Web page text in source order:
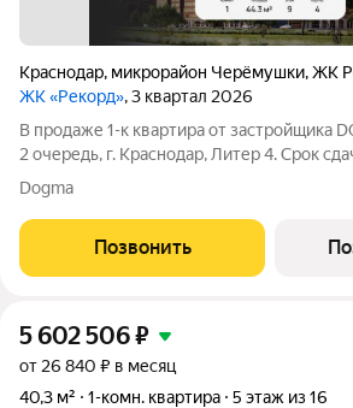
Краснодар, микрорайон Черёмушки,ЖК
ЖК «Рекорд», 3 квартал 2026
В продаже 1-к квартира от застройщика
2 очередь, г. Краснодар, Литер 4. Срок
площадью 44.3 кв.м., на 9 этаже. Жилой
место вашего баланса. Город снаружи
Квартал с
Dogma
Позвонить
5 602 506₽
от 26 840 ₽ в месяц
40,3 м²
1-комн. квартира 5 этаж из 16